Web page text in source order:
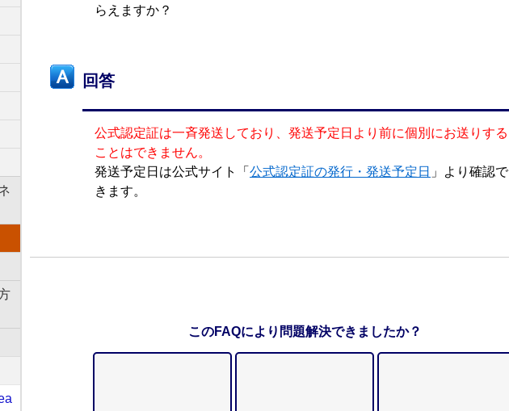
らえますか？
回答
公式認定証は一斉発送しており、発送予定日より前に個別にお送りする
ことはできません。
発送予定日は公式サイト「 公式認定証の発行・発送予定日 」より確認で
きます。
このFAQにより問題解決できましたか？